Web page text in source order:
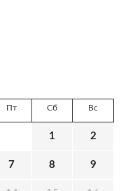
Пт Сб Вс
1 2
7 8 9